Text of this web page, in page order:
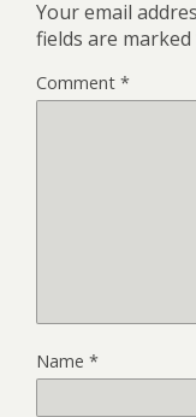
Your email
fields are marked
Comment *
Name *